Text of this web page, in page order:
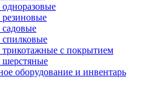
трикотажные с покрытием
шерстяные
оборудование и инвентарь